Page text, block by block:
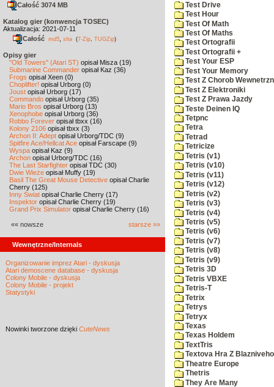
Całość 3074 MB
Katalog gier (konwencja TOSEC)
Aktualizacja: 2021-07-11
Całość md5 sha (7-Zip TUGZip)
Opisy gier
"Old Towers" (Atari ST) opisał Misza (19)
Submarine Commander opisał Kaz (36)
Frogs opisał Xeen (0)
Choplifter! opisał Urborg (0)
Joust opisał Urborg (17)
Commando opisał Urborg (35)
Mario Bros opisał Urborg (13)
Xenophobe opisał Urborg (36)
Robbo Forever opisał tbxx (16)
Kolony 2106 opisał tbxx (3)
Archon II: Adept opisał Urborg/TDC (9)
Spitfire Ace/Hellcat Ace opisał Farscape (9)
Wyspa opisał Kaz (9)
Archon opisał Urborg/TDC (16)
The Last Starfighter opisał TDC (30)
Dwie Wieże opisał Muffy (19)
Basil The Great Mouse Detective opisał Charlie
Cherry (125)
Inny Świat opisał Charlie Cherry (17)
Inspektor opisał Charlie Cherry (19)
Grand Prix Simulator opisał Charlie Cherry (16)
«« nowsze starsze »»
Wewnętrzne/Internals
Organizowanie imprez Atari - dyskusja
Atari demoscene database - dyskusja
Colony Mobile - dyskusja
Colony Mobile - projekt
Statystyki
Nowinki tworzone dzięki CuteNews
Test Drive
Test Hour
Test Of Math
Test Of Maths
Test Ortografii
Test Ortografii +
Test Your ESP
Test Your Memory
Test Z Chorob
Test Z Elektroniki
Test Z Prawa Jazdy
Teste Deinen IQ
Tetpnc
Tetra
Tetrad
Tetricize
Tetris (v1)
Tetris (v10)
Tetris (v11)
Tetris (v12)
Tetris (v2)
Tetris (v3)
Tetris (v4)
Tetris (v5)
Tetris (v6)
Tetris (v7)
Tetris (v8)
Tetris (v9)
Tetris 3D
Tetris VBXE
Tetris-T
Tetrix
Tetrys
Tetryx
Texas
Texas Holdem
TextTris
Textova Hra Z
Theatre Europe
Thetris
They Are Many